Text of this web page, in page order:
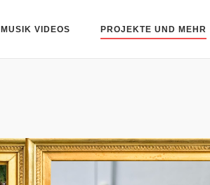
MUSIK VIDEOS PROJEKTE UND MEHR